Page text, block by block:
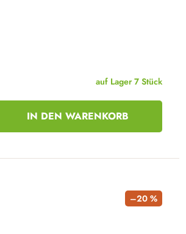
auf Lager 7 Stück
IN DEN WARENKORB
–20 %